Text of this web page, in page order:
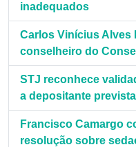
inadequados
Carlos Vinícius Alves
conselheiro do
STJ reconhece
a depositante
Francisco Camargo
resolução sobre